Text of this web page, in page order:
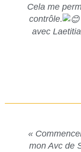
Cela me
contrôle.
avec
«
mon Avc de